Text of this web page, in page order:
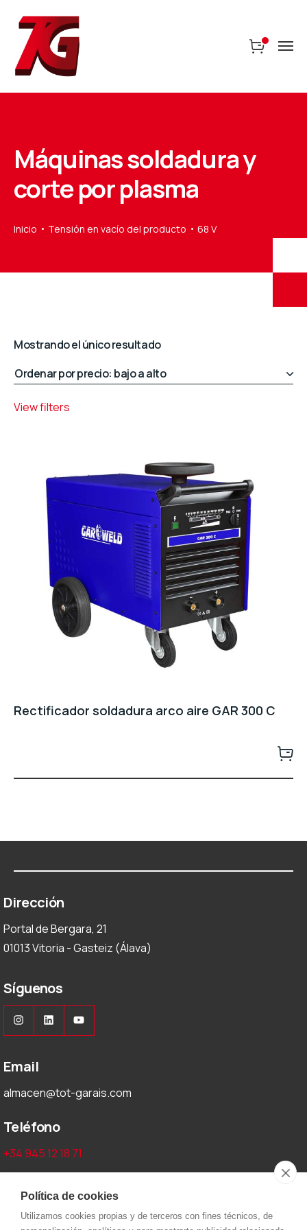
Máquinas soldadura y
corte por plasma
Inicio Tensión en vacío del producto 68 V
Mostrando el único resultado
View filters
Rectificador soldadura arco aire GAR 300 C
Dirección
Portal de Bergara, 21
01013 Vitoria - Gasteiz (Álava)
Síguenos
Instagram
LinkedInYouTube
Email
almacen@tot-garais.com
Teléfono
+34 945 12 18 71
Aviso legal y privacidad
Aviso Legal
Política de cookies
Utilizamos cookies propias y de terceros con fines técnicos, de